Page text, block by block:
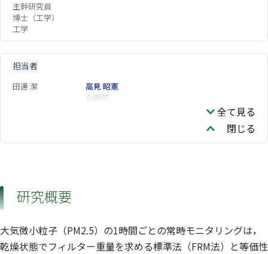
主幹研究員
博士（工学）
工学
担当者
田邊 潔
高見 昭憲
企画部
全て見る
閉じる
研究概要
大気微小粒子（PM2.5）の1時間ごとの常時モニタリングは，
乾燥状態でフィルター重量を求める標準法（FRM法）と等価性